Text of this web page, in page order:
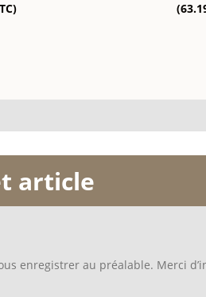
article
enregistrer au préalable. Merci